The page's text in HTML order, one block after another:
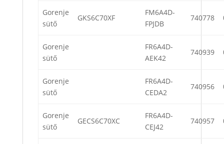
Gorenje
sütő
GKS6C70XF
FM6A4D-
FPJDB
740778
Gorenje
sütő
FR6A4D-
AEK42
740939
Gorenje
sütő
FR6A4D-
CEDA2
740956
Gorenje
sütő
GECS6C70XC
FR6A4D-
CEJ42
740957